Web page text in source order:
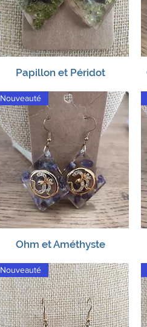
Aperçu rapide
Papillon et Péridot
Aperçu rapide
Nouveauté
Ohm et Améthyste
Nouveauté